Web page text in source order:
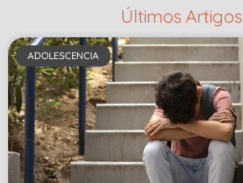
Últimos Artigos
ADOLESCENCIA